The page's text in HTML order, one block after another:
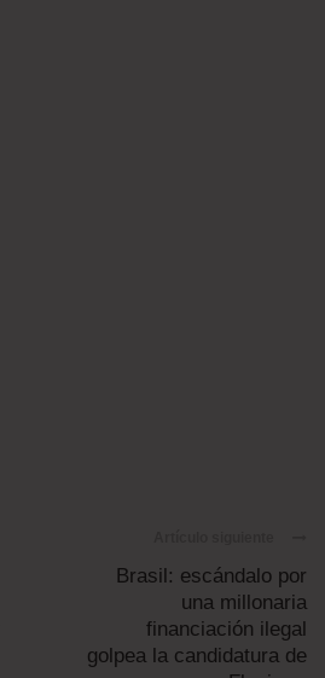
Brasil: escándalo por
una millonaria
financiación ilegal
golpea la candidatura de